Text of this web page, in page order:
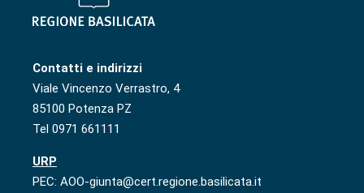
Contatti e indirizzi
Viale Vincenzo Verrastro, 4
85100 Potenza PZ
Tel 0971 661111
URP
PEC: AOO-giunta@cert.regione.basilicata.it